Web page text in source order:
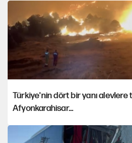
Türkiye'nin dört bir yanı alevlere
Afyonkarahisar...